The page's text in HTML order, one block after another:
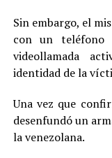
Sin embargo, el
con un teléfono
videollamada
identidad de la
Una vez que
desenfundó un
la venezolana.